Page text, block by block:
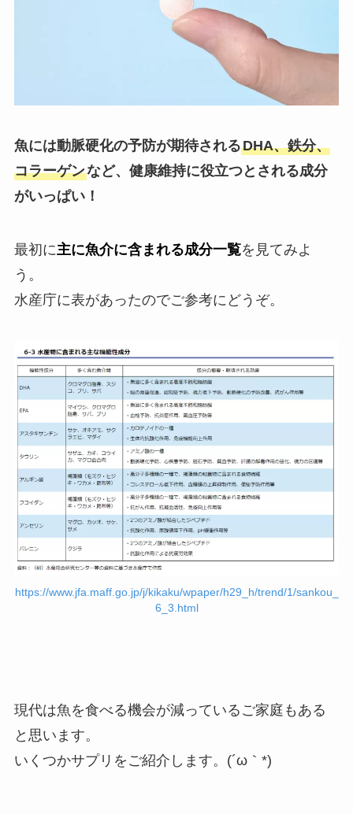
魚には動脈硬化の予防が期待されるDHA、鉄分、
コラーゲンなど、健康維持に役立つとされる成分
がいっぱい！
最初に主に魚介に含まれる成分一覧を見てみよ
う。
水産庁に表があったのでご参考にどうぞ。
https://www.jfa.maff.go.jp/j/kikaku/wpaper/h29_h/trend/1/sankou_
6_3.html
現代は魚を食べる機会が減っているご家庭もある
と思います。
いくつかサプリをご紹介します。(´ω｀*)